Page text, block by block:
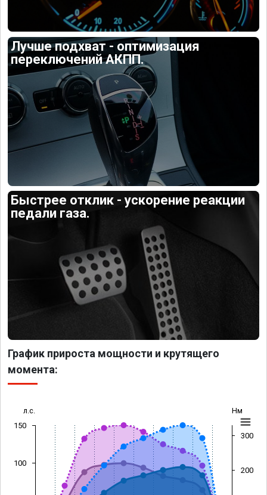
Лучше подхват - оптимизация
переключений АКПП.
Быстрее отклик - ускорение реакции
педали газа.
График прироста мощности и крутящего
момента:
л.с. Нм
100
150
200
300